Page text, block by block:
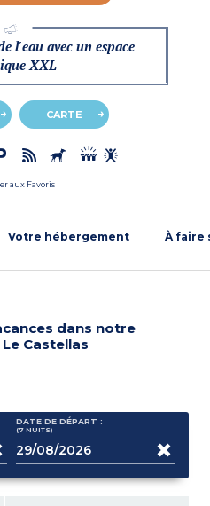
l'eau avec un espace
XXL
CARTE
aux Favoris
Votre hébergement À faire
dans notre
Castellas
DATE DE DÉPART :
(7 NUITS)